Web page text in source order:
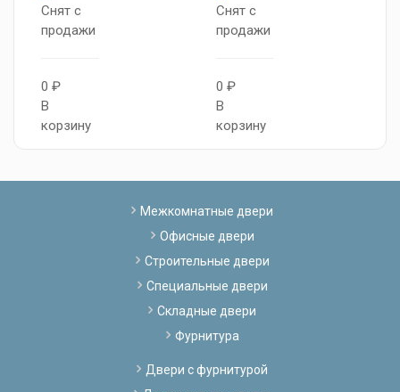
Снят с
продажи
0 ₽
В
корзину
Снят с
продажи
0 ₽
В
корзину
Межкомнатные двери
Офисные двери
Строительные двери
Специальные двери
Складные двери
Фурнитура
Двери с фурнитурой